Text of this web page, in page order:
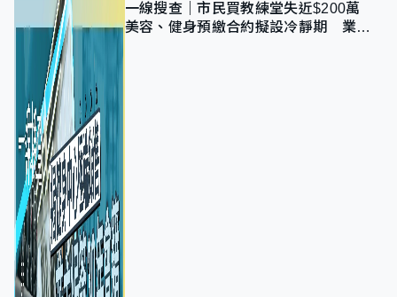
一線搜查｜市民買教練堂失近$200萬
美容、健身預繳合約擬設冷靜期 業界